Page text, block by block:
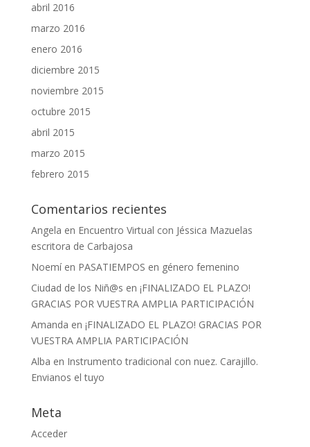
abril 2016
marzo 2016
enero 2016
diciembre 2015
noviembre 2015
octubre 2015
abril 2015
marzo 2015
febrero 2015
Comentarios recientes
Angela en Encuentro Virtual con Jéssica Mazuelas
escritora de Carbajosa
Noemíen PASATIEMPOS en género femenino
Ciudad de los Niñ@s en ¡FINALIZADO EL PLAZO!
GRACIAS POR VUESTRA AMPLIA PARTICIPACIÓN
Amanda en ¡FINALIZADO EL PLAZO! GRACIAS POR
VUESTRA AMPLIA PARTICIPACIÓN
Alba en Instrumento tradicional con nuez. Carajillo.
Envianos el tuyo
Meta
Acceder